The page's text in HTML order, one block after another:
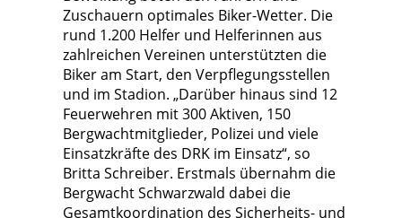
Zuschauern optimales Biker-Wetter. Die
rund 1.200 Helfer und Helferinnen aus
zahlreichen Vereinen unterstützten die
Biker am Start, den Verpflegungsstellen
und im Stadion. „Darüber hinaus sind 12
Feuerwehren mit 300 Aktiven, 150
Bergwachtmitglieder, Polizei und viele
Einsatzkräfte des DRK im Einsatz“, so
Britta Schreiber. Erstmals übernahm die
Bergwacht Schwarzwald dabei die
Gesamtkoordination des Sicherheits- und